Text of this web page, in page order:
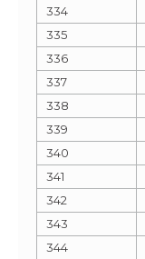
334
335
336
337
338
339
340
341
342
343
344